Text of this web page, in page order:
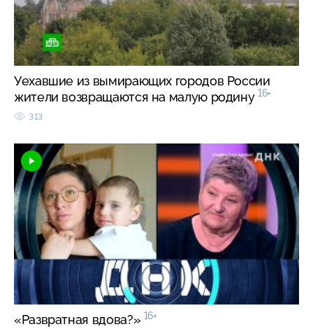
Уехавшие из вымирающих городов России
жители возвращаются на малую родину 16+
313
«Развратная вдова?» 16+